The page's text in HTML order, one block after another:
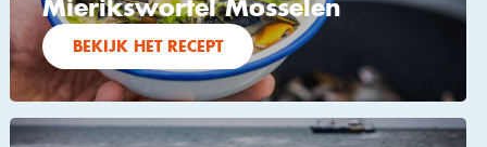
Mierikswortel Mosselen
BEKIJK HET RECEPT